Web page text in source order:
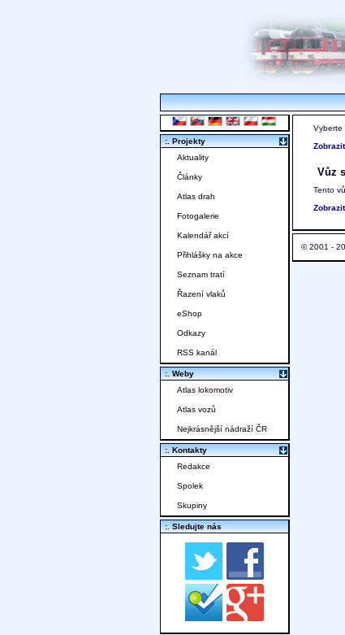
Vyberte
Vůz
Tento
© 2001 -
:. Projekty
Aktuality
Články
Atlas drah
Fotogalerie
Kalendář akcí
Přihlášky na akce
Seznam tratí
Řazení vlaků
eShop
Odkazy
RSS kanál
:. Weby
Atlas lokomotiv
Atlas vozů
Nejkrásnější nádraží ČR
:. Kontakty
Redakce
Spolek
Skupiny
:. Sledujte nás